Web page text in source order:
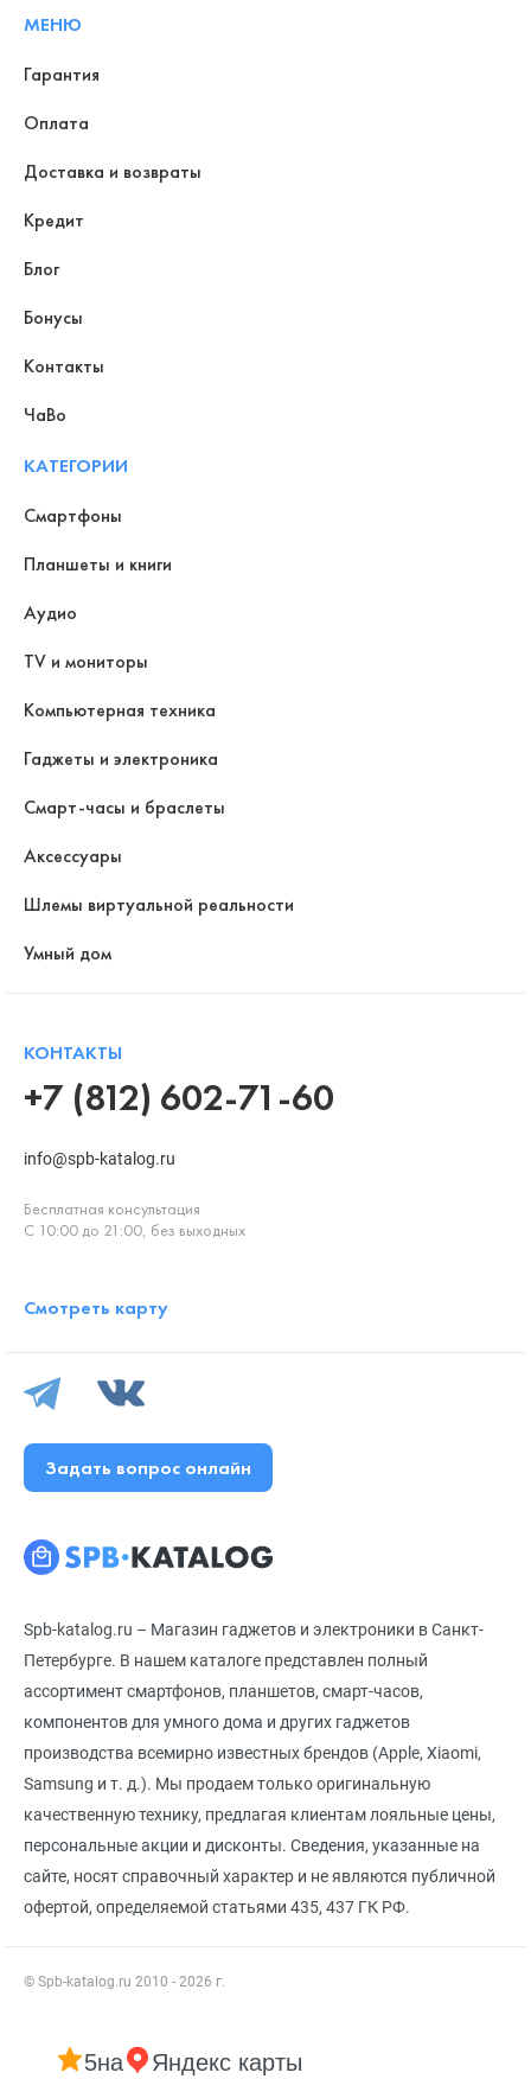
Spb-katalog.ru – Магазин гаджетов и электроники в Санкт-
Петербурге. В нашем каталоге представлен полный
ассортимент смартфонов, планшетов, смарт-часов,
компонентов для умного дома и других гаджетов
производства всемирно известных брендов (Apple, Xiaomi,
Samsung и т. д.). Мы продаем только оригинальную
качественную технику, предлагая клиентам лояльные цены,
персональные акции и дисконты. Сведения, указанные на
сайте, носят справочный характер и не являются публичной
офертой, определяемой статьями 435, 437 ГК РФ.
© Spb-katalog.ru 2010 - 2026 г.
МЕНЮ
Гарантия
Оплата
Доставка и возвраты
Кредит
Блог
Бонусы
Контакты
ЧаВо
КАТЕГОРИИ
Смартфоны
Планшеты и книги
Аудио
TV и мониторы
Компьютерная техника
Гаджеты и электроника
Смарт-часы и браслеты
Аксессуары
Шлемы виртуальной реальности
Умный дом
КОНТАКТЫ
+7 (812) 602-71-60
info@spb-katalog.ru
Бесплатная консультация
С 10:00 до 21:00, без выходных
Смотреть карту
Задать вопрос онлайн
5на Яндекс карты